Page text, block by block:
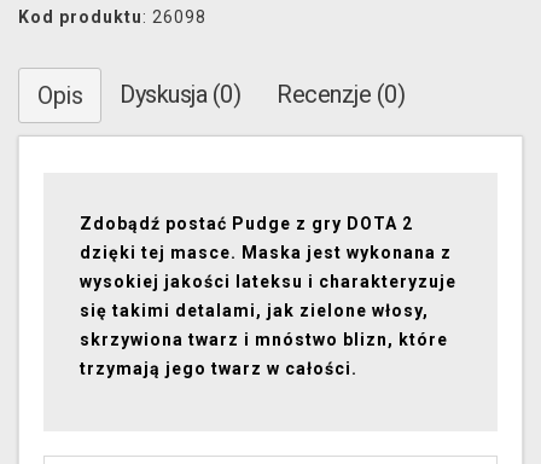
Kod produktu: 26098
Opis Dyskusja (0) Recenzje (0)
Zdobądź postać Pudge z gry DOTA 2
dzięki tej masce. Maska jest wykonana z
wysokiej jakości lateksu i charakteryzuje
się takimi detalami, jak zielone włosy,
skrzywiona twarz i mnóstwo blizn, które
trzymają jego twarz w całości.